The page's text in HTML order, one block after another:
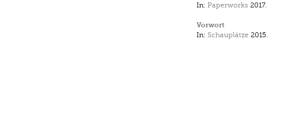
In: Paperworks 2017.
Vorwort
In: Schauplätze 2015.